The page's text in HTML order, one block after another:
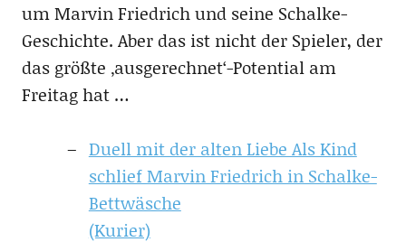
um Marvin Friedrich und seine Schalke-
Geschichte. Aber das ist nicht der Spieler, der
das größte ‚ausgerechnet‘-Potential am
Freitag hat …
Duell mit der alten Liebe Als Kind
schlief Marvin Friedrich in Schalke-
Bettwäsche
(Kurier)